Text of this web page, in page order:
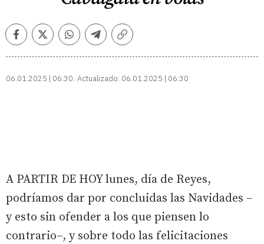
FacebookTwitterWhatsappTelegramCopiar
06.01.2025 | 06:30 Actualizado: 06.01.2025 | 06:30
A PARTIR DE HOY lunes, día de Reyes,
podríamos dar por concluidas las Navidades –
y esto sin ofender a los que piensen lo
contrario–, y sobre todo las felicitaciones